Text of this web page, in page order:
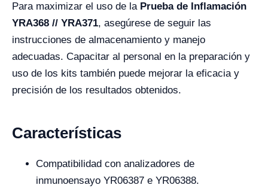
Para maximizar el uso de la Prueba de Inflamación
YRA368 // YRA371, asegúrese de seguir las
instrucciones de almacenamiento y manejo
adecuadas. Capacitar al personal en la preparación y
uso de los kits también puede mejorar la eficacia y
precisión de los resultados obtenidos.
Características
Compatibilidad con analizadores de
inmunoensayo YR06387 e YR06388.